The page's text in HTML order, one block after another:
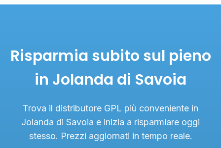
Risparmia subito sul pieno
in Jolanda di Savoia
Trova il distributore GPL più conveniente in
Jolanda di Savoia e inizia a risparmiare oggi
stesso. Prezzi aggiornati in tempo reale.